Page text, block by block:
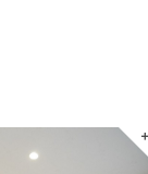
＋